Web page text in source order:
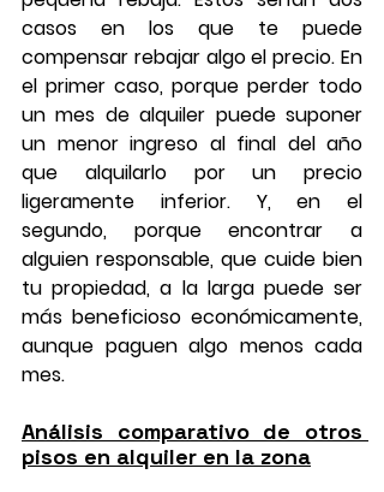
casos en los que te puede
compensar rebajar algo el precio. En
el primer caso, porque perder todo
un mes de alquiler puede suponer
un menor ingreso al final del año
que alquilarlo por un precio
ligeramente inferior. Y, en el
segundo, porque encontrar a
alguien responsable, que cuide bien
tu propiedad, a la larga puede ser
más beneficioso económicamente,
aunque paguen algo menos cada
mes.
Análisis comparativo de otros
pisos en alquiler en la zona